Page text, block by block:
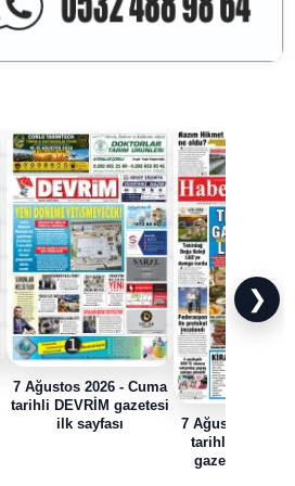
7 Ağustos 2026 - Cuma
tarihli DEVRİM gazetesi
ilk sayfası
7 Ağustos 2026 -
tarihli HABER
gazetesi ilk
❯